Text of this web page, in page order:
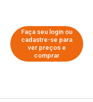
Faça seu login ou
cadastre-se para
ver preços e
comprar